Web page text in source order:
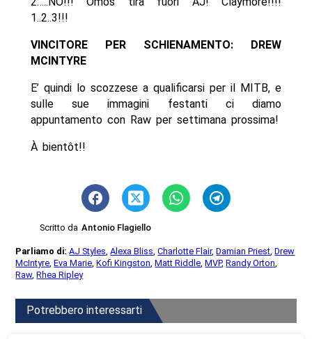
1..2..3!!!
VINCITORE PER SCHIENAMENTO: DREW
MCINTYRE
E’ quindi lo scozzese a qualificarsi per il MITB, e
sulle sue immagini festanti ci diamo
appuntamento con Raw per settimana prossima!
À bientôt!!
Scritto da Antonio Flagiello
Parliamo di:AJ Styles,Alexa Bliss,Charlotte Flair,Damian Priest,Drew
McIntyre,Eva Marie,Kofi Kingston,Matt Riddle,MVP,Randy Orton,
Raw,Rhea Ripley
Potrebbero interessarti